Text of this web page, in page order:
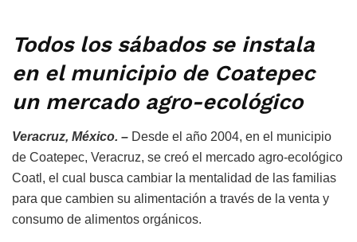
Todos los sábados se instala
en el municipio de Coatepec
un mercado agro-ecológico
Veracruz, México. – Desde el año 2004, en el municipio
de Coatepec, Veracruz, se creó el mercado agro-ecológico
Coatl, el cual busca cambiar la mentalidad de las familias
para que cambien su alimentación a través de la venta y
consumo de alimentos orgánicos.